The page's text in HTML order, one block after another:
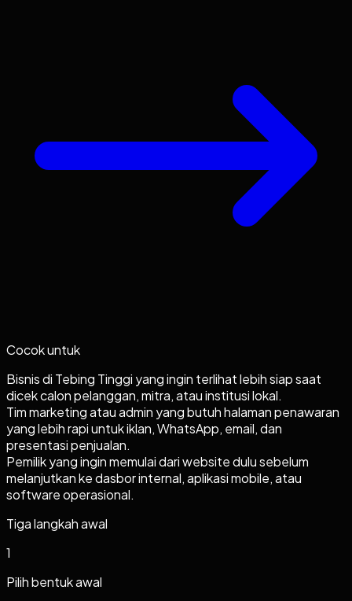
Cocok untuk
Bisnis di Tebing Tinggi yang ingin terlihat lebih siap saat
dicek calon pelanggan, mitra, atau institusi lokal.
Tim marketing atau admin yang butuh halaman penawaran
yang lebih rapi untuk iklan, WhatsApp, email, dan
presentasi penjualan.
Pemilik yang ingin memulai dari website dulu sebelum
melanjutkan ke dasbor internal, aplikasi mobile, atau
software operasional.
Tiga langkah awal
1
Pilih bentuk awal